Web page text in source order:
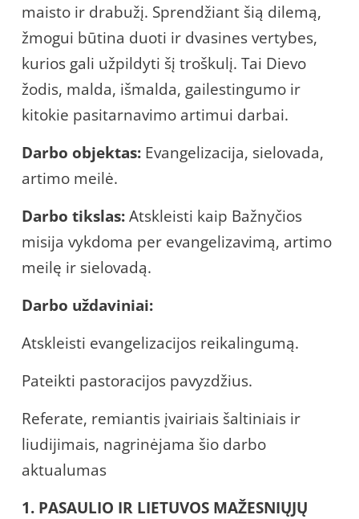
maisto ir drabužį. Sprendžiant šią dilemą,
žmogui būtina duoti ir dvasines vertybes,
kurios gali užpildyti šį troškulį. Tai Dievo
žodis, malda, išmalda, gailestingumo ir
kitokie pasitarnavimo artimui darbai.
Darbo objektas: Evangelizacija, sielovada,
artimo meilė.
Darbo tikslas:Atskleisti kaip Bažnyčios
misija vykdoma per evangelizavimą, artimo
meilę ir sielovadą.
Darbo uždaviniai:
Atskleisti evangelizacijos reikalingumą.
Pateikti pastoracijos pavyzdžius.
Referate, remiantis įvairiais šaltiniais ir
liudijimais, nagrinėjama šio darbo
aktualumas
1. PASAULIO IR LIETUVOS MAŽESNIŲJŲ